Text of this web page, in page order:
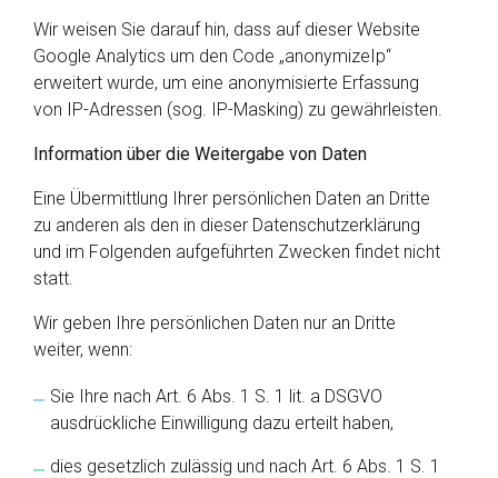
Wir weisen Sie darauf hin, dass auf dieser Website
Google Analytics um den Code „anonymizeIp“
erweitert wurde, um eine anonymisierte Erfassung
von IP-Adressen (sog. IP-Masking) zu gewährleisten.
Information über die Weitergabe von Daten
Eine Übermittlung Ihrer persönlichen Daten an Dritte
zu anderen als den in dieser Datenschutzerklärung
und im Folgenden aufgeführten Zwecken findet nicht
statt.
Wir geben Ihre persönlichen Daten nur an Dritte
weiter, wenn:
Sie Ihre nach Art. 6 Abs. 1 S. 1 lit. a DSGVO
ausdrückliche Einwilligung dazu erteilt haben,
dies gesetzlich zulässig und nach Art. 6 Abs. 1 S. 1